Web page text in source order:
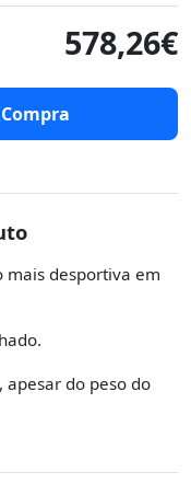
578,26€
Compra
mais desportiva em
do peso do